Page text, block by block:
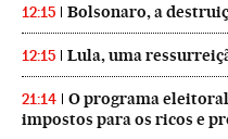
12:15 Bolsonaro, a
12:15 Lula, uma
21:14
O programa
impostos para os ricos e